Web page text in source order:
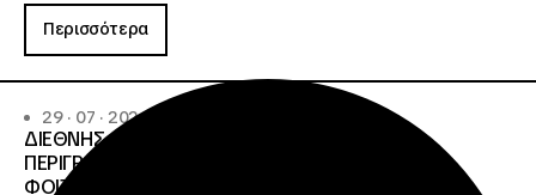
Περισσότερα
29 · 07 · 2026
ΔΙΕΘΝΗΣ ΑΝΟΙΧΤΟΣ ΔΙΑΓΩΝΙΣΜΟΣ ΜΕ
ΠΕΡΙΓΡΑΦΗ:ΠΡΟΜΗΘΕΙΑ ΥΓΡΩΝ ΚΑΥΣΙΜΩΝ ΣΤΙΣ
ΦΟΙΤΗΤΙΚΕΣ ΕΣΤΙΕΣ ΔΙΑΧΕΙΡΙΣΤΙΚΗΣ ΕΥΘΥΝΗΣ